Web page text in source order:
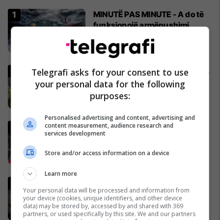
MINUTË PAS MINUTE - A do të
funksionojë armëpushimi
02/04/2026
Gjermania shtrëngon rregullat,
burrat duhet të marrin leje nga
ushtria për të dalë jashtë
shtetit
04/04/2026
Italia mund të kualifikohet në
Kupën e Botës 2026
Bosnja dhe Hercegovina
lëshon një deklaratë të rrallë
publike
06/04/2026
Telegrafi asks for your consent to use
your personal data for the following
purposes:
Personalised advertising and content, advertising and
content measurement, audience research and
services development
Store and/or access information on a device
Learn more
Your personal data will be processed and information from
your device (cookies, unique identifiers, and other device
data) may be stored by, accessed by and shared with 369
partners, or used specifically by this site. We and our partners